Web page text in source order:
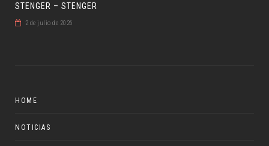
STENGER – STENGER
2 de julio de 2026
HOME
NOTICIAS